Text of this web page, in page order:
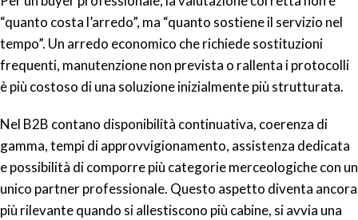
“quanto costa l’arredo”, ma “quanto sostiene il servizio nel
tempo”. Un arredo economico che richiede sostituzioni
frequenti, manutenzione non prevista o rallenta i protocolli
è più costoso di una soluzione inizialmente più strutturata.
Nel B2B contano disponibilità continuativa, coerenza di
gamma, tempi di approvvigionamento, assistenza dedicata
e possibilità di comporre più categorie merceologiche con un
unico partner professionale. Questo aspetto diventa ancora
più rilevante quando si allestiscono più cabine, si avvia una